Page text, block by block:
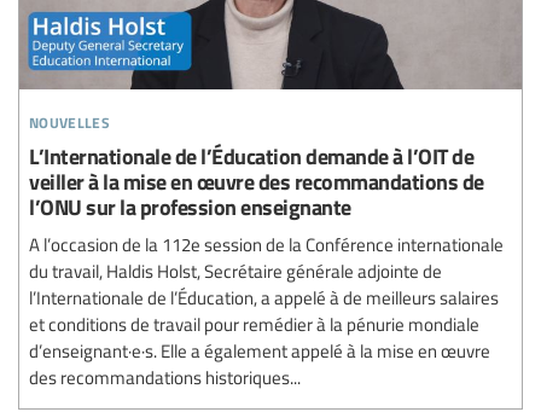
nouvelles
L’Internationale de l’Éducation demande à l’OIT de
veiller à la mise en œuvre des recommandations de
l’ONU sur la profession enseignante
A l’occasion de la 112e session de la Conférence internationale
du travail, Haldis Holst, Secrétaire générale adjointe de
l’Internationale de l’Éducation, a appelé à de meilleurs salaires
et conditions de travail pour remédier à la pénurie mondiale
d’enseignant·e·s. Elle a également appelé à la mise en œuvre
des recommandations historiques...